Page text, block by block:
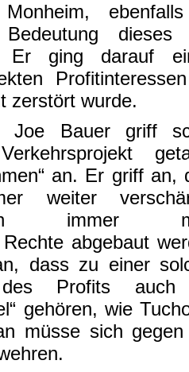
ebenfalls
dieses
Er ging darauf
zerstört wurde.
Joe Bauer griff
an. Er griff an,
weiter
immer
abgebaut
dass zu einer
des Profits
gehören, wie
müsse sich